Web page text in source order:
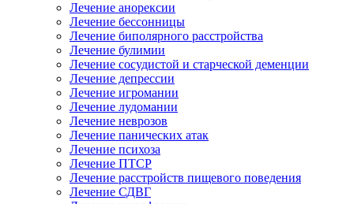
Лечение анорексии
Лечение бессонницы
Лечение биполярного расстройства
Лечение булимии
Лечение сосудистой и старческой деменции
Лечение депрессии
Лечение игромании
Лечение лудомании
Лечение неврозов
Лечение панических атак
Лечение психоза
Лечение ПТСР
Лечение расстройств пищевого поведения
Лечение СДВГ